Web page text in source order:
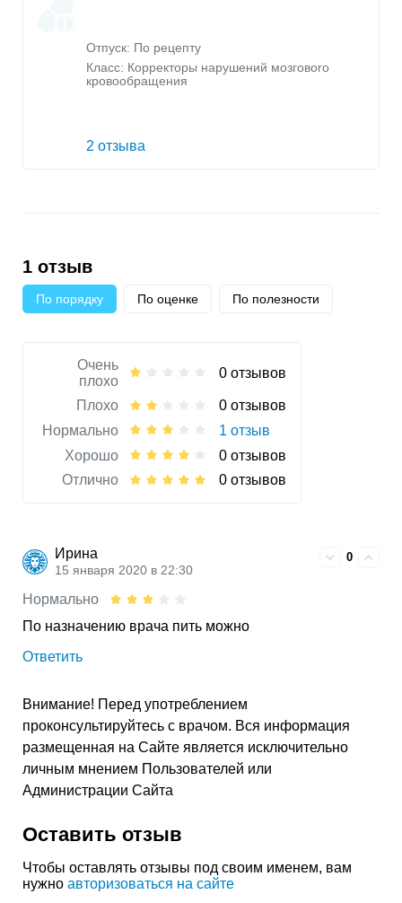
Отпуск: По рецепту
Класс: Корректоры нарушений мозгового
кровообращения
2 отзыва
1 отзыв
По порядку По оценке По полезности
Очень
плохо
0 отзывов
Плохо
0 отзывов
Нормально
1 отзыв
Хорошо
0 отзывов
Отлично
0 отзывов
Ирина
15 января 2020 в 22:30
0
Нормально
По назначению врача пить можно
Ответить
Внимание! Перед употреблением
проконсультируйтесь с врачом. Вся информация
размещенная на Сайте является исключительно
личным мнением Пользователей или
Администрации Сайта
Оставить отзыв
Чтобы оставлять отзывы под своим именем, вам
нужно авторизоваться на сайте